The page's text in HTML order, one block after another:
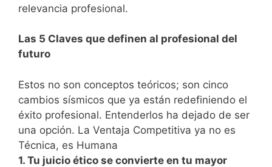
relevancia profesional.
Las 5 Claves que definen al profesional del
futuro
Estos no son conceptos teóricos; son cinco
cambios sísmicos que ya están redefiniendo el
éxito profesional. Entenderlos ha dejado de ser
una opción. La Ventaja Competitiva ya no es
Técnica, es Humana
1. Tu juicio ético se convierte en tu mayor